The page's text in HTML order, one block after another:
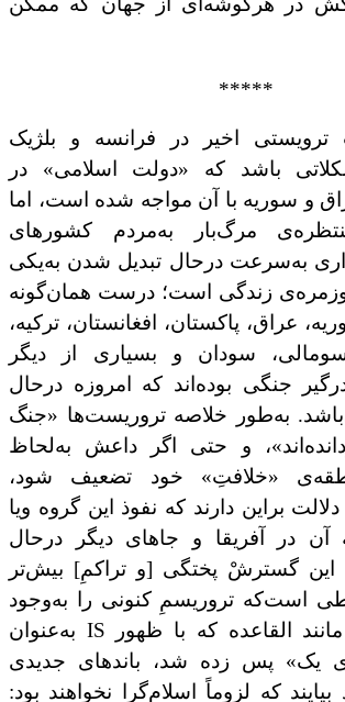
*****
ترویستی اخیر در فرانسه و بلژیک
باشد که «دولت اسلامی» در
و سوریه با آن مواجه شده است، اما
مرگ‌بار به‌مردم کشورهای
به‌سرعت درحال تبدیل شدن به‌یکی
زندگی است؛ درست همان‌گونه
عراق، پاکستان، افغانستان، ترکیه،
سودان و بسیاری از دیگر
جنگی بوده‌اند که امروزه درحال
به‌طور خلاصه تروریست‌ها «جنگ
و حتی اگر داعش به‌لحاظ
«خلافتِ»‌ خود تضعیف شود،
براین دارند که نفوذ این گروه ویا
آن در آفریقا و جاهای دیگر درحال
این گسترش پختگی [و تراکمِ] بیش‌تر
است‌که تروریسمِ کنونی را به‌وجود
القاعده‌ که با ظهور IS به‌عنوان
یک» پس زده شد، باندهای جدیدی
بیایند که لزوماً اسلام‌گرا نخواهند بود: